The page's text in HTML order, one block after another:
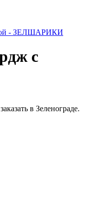
с
в Зеленограде.